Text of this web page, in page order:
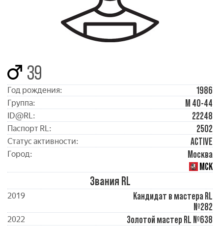
39
Год рождения: 1986
Группа: М 40-44
ID@RL: 22248
Паспорт RL: 2502
Статус активности: ACTIVE
Город:
Москва
МСК
Звания RL
2019
Кандидат в мастера RL
№282
2022 Золотой мастер RL №638